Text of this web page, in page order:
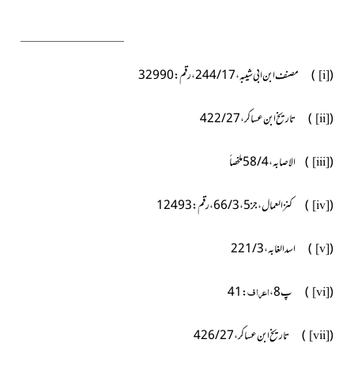
(
[i] ) مصنف ابن ابی شیبہ ، 17 / 244 ، رقم : 32990
(
[ii] ) تاریخ ابن عساکر ، 27 / 422
(
[iii] ) الاصابہ ، 4 / 58 ملخصاً
(
[iv] ) کنز العمال ، جز5 ، 3 / 66 ، رقم : 12493
(
[v] ) اسد الغابہ ، 3 / 221
(
[vi] ) پ8 ، اعراف: 41
(
[vii] ) تاریخ ابن عساکر ، 27 / 426